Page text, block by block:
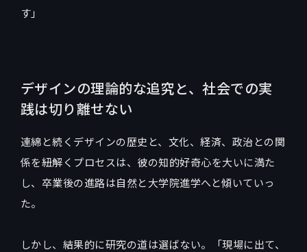
す」
デザインの理論的な追究と、社会での実
践は切り離せない
連綿と続くデザインの歴史と、文化、経済、政治との関
係を紐解くプロセスは、彼の知的好奇心を大いに満た
し、卒業後の進路は自然と大学院進学へと傾いていっ
た。
しかし、結果的に研究の道は選ばない。「現場に出て、